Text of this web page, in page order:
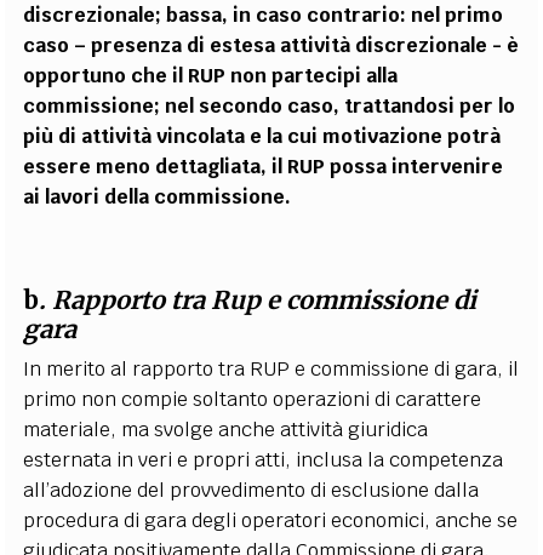
discrezionale; bassa, in caso contrario: nel primo
caso – presenza di estesa attività discrezionale - è
opportuno che il RUP non partecipi alla
commissione; nel secondo caso, trattandosi per lo
più di attività vincolata e la cui motivazione potrà
essere meno dettagliata, il RUP possa intervenire
ai lavori della commissione.
b. Rapporto tra Rup e commissione di
gara
In merito al rapporto tra RUP e commissione di gara, il
primo non compie soltanto operazioni di carattere
materiale, ma svolge anche attività giuridica
esternata in veri e propri atti, inclusa la competenza
all’adozione del provvedimento di esclusione dalla
procedura di gara degli operatori economici, anche se